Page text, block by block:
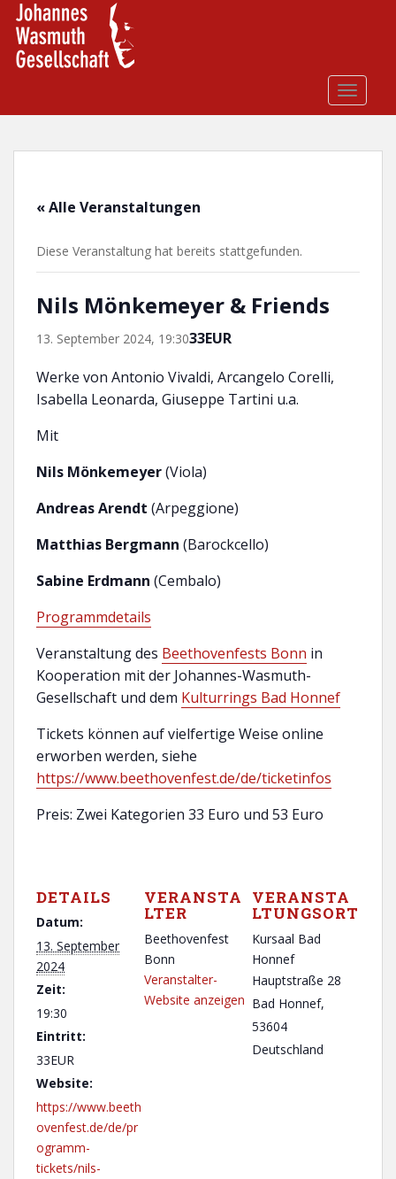
o
« Alle Veranstaltungen
Diese Veranstaltung hat bereits stattgefunden.
Nils Mönkemeyer & Friends
13. September 2024, 19:3033EUR
Werke von Antonio Vivaldi, Arcangelo Corelli,
Isabella Leonarda, Giuseppe Tartini u.a.
Mit
Nils Mönkemeyer(Viola)
Andreas Arendt (Arpeggione)
Matthias Bergmann (Barockcello)
Sabine Erdmann (Cembalo)
Programmdetails
Veranstaltung des Beethovenfests Bonn in
Kooperation mit der Johannes-Wasmuth-
Gesellschaft und dem Kulturrings Bad Honnef
Tickets können auf vielfertige Weise online
erworben werden, siehe
https://www.beethovenfest.de/de/ticketinfos
Preis: Zwei Kategorien 33 Euro und 53 Euro
DETAILS
Datum:
13. September
2024
Zeit:
19:30
Eintritt:
33EUR
Website:
https://www.beeth
ovenfest.de/de/pr
ogramm-
tickets/nils-
VERANSTA
LTUNGSORT
Kursaal Bad
Honnef
Hauptstraße 28
Bad Honnef,
53604
Deutschland
VERANSTA
LTER
Beethovenfest
Bonn
Veranstalter-
Website anzeigen